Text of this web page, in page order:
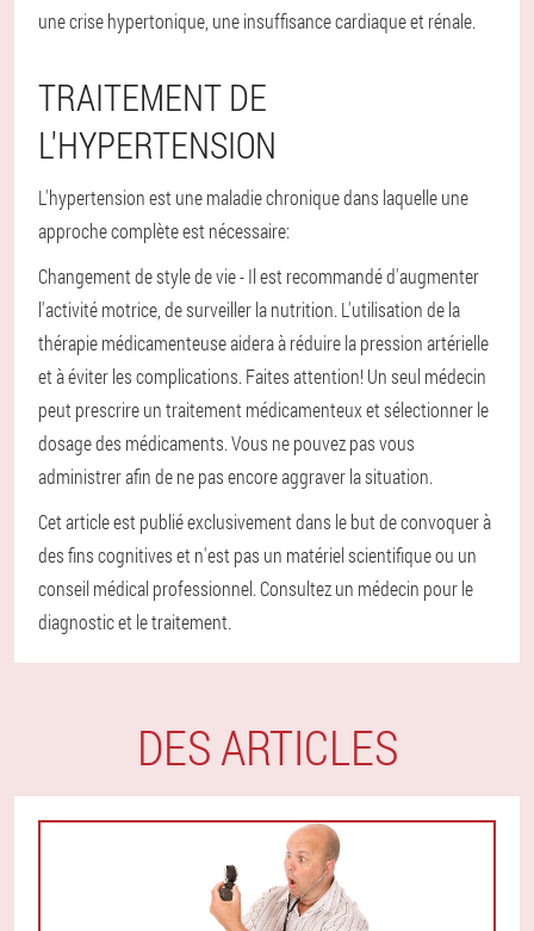
une crise hypertonique, une insuffisance cardiaque et rénale.
TRAITEMENT DE
L'HYPERTENSION
L'hypertension est une maladie chronique dans laquelle une
approche complète est nécessaire:
Changement de style de vie - Il est recommandé d'augmenter
l'activité motrice, de surveiller la nutrition. L'utilisation de la
thérapie médicamenteuse aidera à réduire la pression artérielle
et à éviter les complications. Faites attention! Un seul médecin
peut prescrire un traitement médicamenteux et sélectionner le
dosage des médicaments. Vous ne pouvez pas vous
administrer afin de ne pas encore aggraver la situation.
Cet article est publié exclusivement dans le but de convoquer à
des fins cognitives et n'est pas un matériel scientifique ou un
conseil médical professionnel. Consultez un médecin pour le
diagnostic et le traitement.
DES ARTICLES